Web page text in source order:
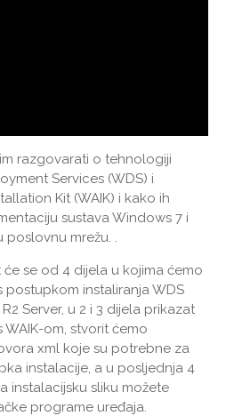
razgovarati o tehnologiji
Services (WDS) i
Kit (WAIK) i kako ih
sustava Windows 7 i
mrežu. .
se od 4 dijela u kojima ćemo
postupkom instaliranja WDS
Server, u 2 i 3 dijela prikazat
om, stvorit ćemo
xml koje su potrebne za
instalacije, a u posljednja 4
instalacijsku sliku možete
programe uređaja.